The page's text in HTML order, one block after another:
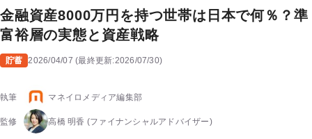
金融資産8000万円を持つ世帯は日本で何％？準
富裕層の実態と資産戦略
貯蓄 2026/04/07 (最終更新:2026/07/30)
執筆 マネイロメディア編集部
監修 高橋 明香 (ファイナンシャルアドバイザー)